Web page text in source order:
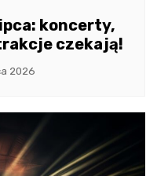
koncerty,
czekają!
2026